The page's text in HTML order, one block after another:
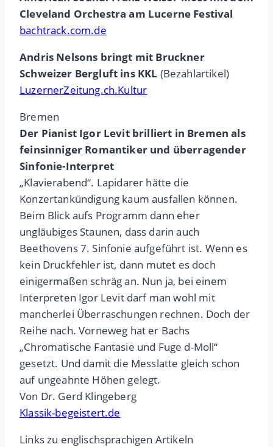
Cleveland Orchestra am Lucerne Festival
bachtrack.com.de
Andris Nelsons bringt mit Bruckner
Schweizer Bergluft ins KKL (Bezahlartikel)
LuzernerZeitung.ch.Kultur
Bremen
Der Pianist Igor Levit brilliert in Bremen als
feinsinniger Romantiker und überragender
Sinfonie-Interpret
„Klavierabend“. Lapidarer hätte die
Konzertankündigung kaum ausfallen können.
Beim Blick aufs Programm dann eher
ungläubiges Staunen, dass darin auch
Beethovens 7. Sinfonie aufgeführt ist. Wenn es
kein Druckfehler ist, dann mutet es doch
einigermaßen schräg an. Nun ja, bei einem
Interpreten Igor Levit darf man wohl mit
mancherlei Überraschungen rechnen. Doch der
Reihe nach. Vorneweg hat er Bachs
„Chromatische Fantasie und Fuge d-Moll“
gesetzt. Und damit die Messlatte gleich schon
auf ungeahnte Höhen gelegt.
Von Dr. Gerd Klingeberg
Klassik-begeistert.de
Links zu englischsprachigen Artikeln